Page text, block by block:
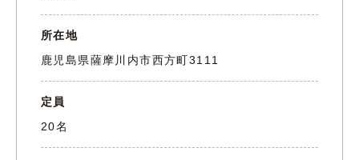
所在地
鹿児島県薩摩川内市西方町3111
定員
20名